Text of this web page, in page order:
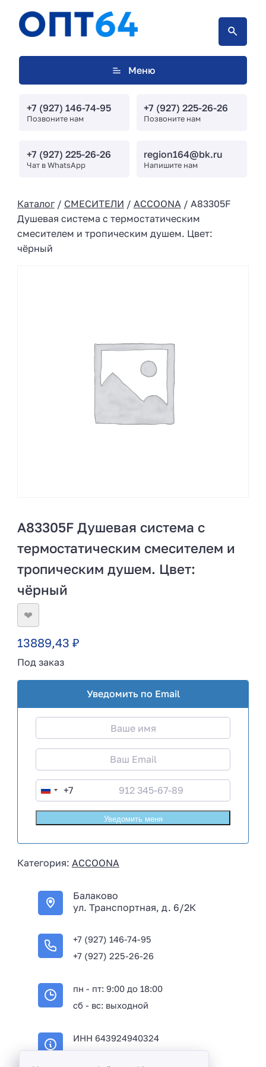
Меню
+7 (927) 146-74-95
Позвоните нам
+7 (927) 225-26-26
Позвоните нам
+7 (927) 225-26-26
Чат в WhatsApp
region164@bk.ru
Напишите нам
Каталог/ СМЕСИТЕЛИ / ACCOONA / A83305F
Душевая система с термостатическим
смесителем и тропическим душем. Цвет:
чёрный
A83305F Душевая система с
термостатическим смесителем и
тропическим душем. Цвет:
чёрный
❤
13889,43 ₽
Под заказ
Уведомить по Email
R
u
s
a
7
+7
Категория: ACCOONA
Балаково
ул. Транспортная, д. 6/2К
+7 (927) 146-74-95
+7 (927) 225-26-26
пн - пт: 9:00 до 18:00
сб - вс: выходной
ИНН 643924940324